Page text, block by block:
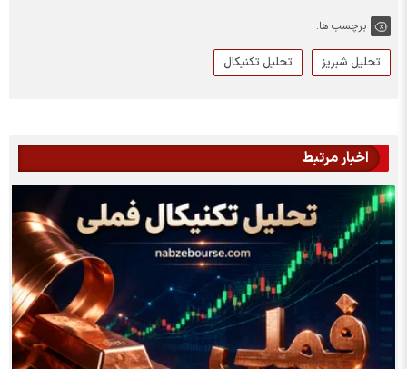
برچسب ها:
تحلیل شبریز تحلیل تکنیکال
اخبار مرتبط